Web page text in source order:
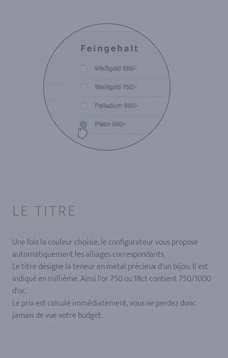
LE TITRE
Une fois la couleur choisie, le configurateur vous propose
automatiquement les alliages correspondants.
Le titre désigne la teneur en metal précieux d'un bijou. Il est
indiqué en millième. Ainsi l'or 750 ou 18ct contient 750/1000
d'or.
Le prix est calculé immédiatement, vous ne perdez donc
jamais de vue votre budget.